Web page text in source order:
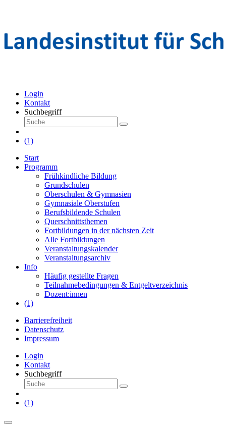
Login
Kontakt
Suchbegriff
(1)
Start
Programm
Frühkindliche Bildung
Grundschulen
Oberschulen & Gymnasien
Gymnasiale Oberstufen
Berufsbildende Schulen
Querschnittsthemen
Fortbildungen in der nächsten Zeit
Alle Fortbildungen
Veranstaltungskalender
Veranstaltungsarchiv
Info
Häufig gestellte Fragen
Teilnahmebedingungen & Entgeltverzeichnis
Dozent:innen
(1)
Barrierefreiheit
Datenschutz
Impressum
Login
Kontakt
Suchbegriff
(1)